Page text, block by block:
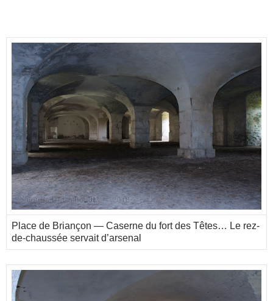
Place de Briançon — Caserne du fort des Têtes… Le rez-
de-chaussée servait d’arsenal